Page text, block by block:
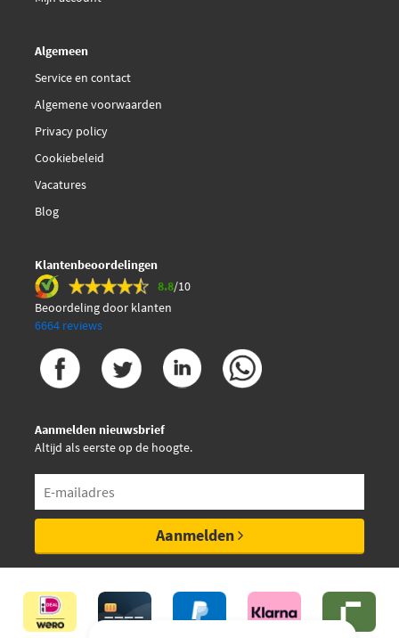
Algemeen
Service en contact
Algemene voorwaarden
Privacy policy
Cookiebeleid
Vacatures
Blog
Klantenbeoordelingen
8.8/10
Beoordeling door klanten
6664 reviews
Aanmelden nieuwsbrief
Altijd als eerste op de hoogte.
Aanmelden